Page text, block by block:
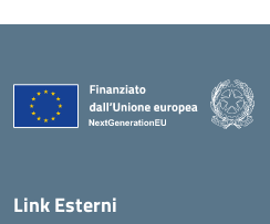
Link Esterni